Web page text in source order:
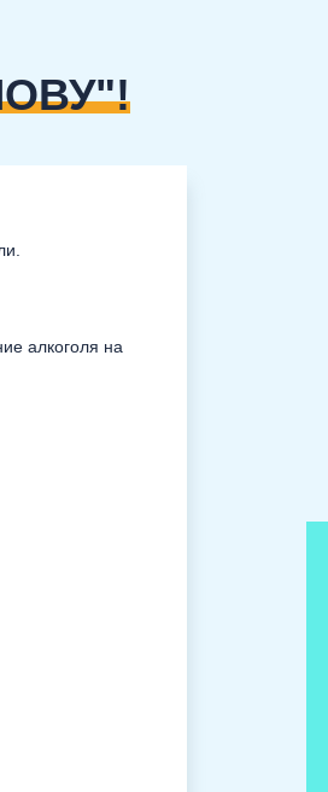
алкоголя на